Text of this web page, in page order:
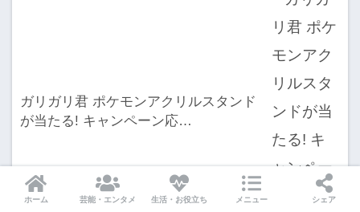
ガリガリ君 ポケモンアクリルスタンド
が当たる! キャンペーン応…
ホーム 芸能・エンタメ 生活・お役立ち メニュー シェア